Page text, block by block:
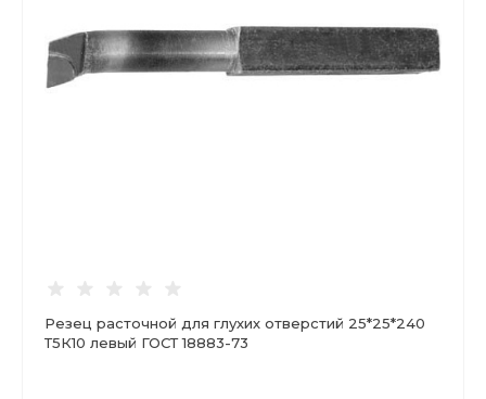
Резец расточной для глухих отверстий 25*25*240
Т5К10 левый ГОСТ 18883-73